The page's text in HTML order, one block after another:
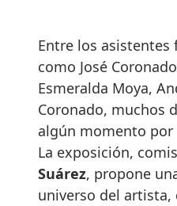
Entre los
como José
Esmeralda Moya,
Coronado, muchos
algún momento por
La exposición,
Suárez, propone
universo del artista,